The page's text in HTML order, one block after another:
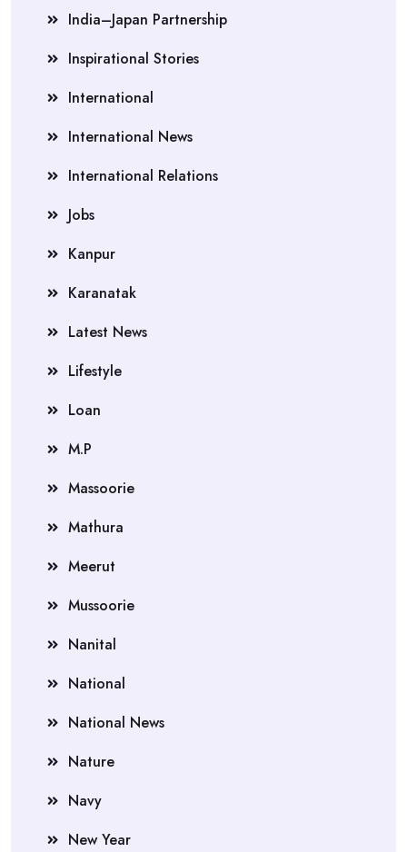
India–Japan Partnership
Inspirational Stories
International
International News
International Relations
Jobs
Kanpur
Karanatak
Latest News
Lifestyle
Loan
M.P
Massoorie
Mathura
Meerut
Mussoorie
Nanital
National
National News
Nature
Navy
New Year